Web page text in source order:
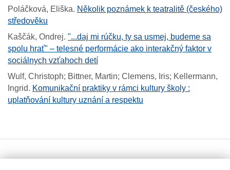
Poláčková, Eliška. Několik poznámek k teatralitě (českého)
středověku
Kaščák, Ondrej. "...daj mi rúčku, ty sa usmej, budeme sa
spolu hrať" – telesné performácie ako interakčný faktor v
sociálnych vzťahoch detí
Wulf, Christoph; Bittner, Martin; Clemens, Iris; Kellermann,
Ingrid. Komunikační praktiky v rámci kultury školy :
uplatňování kultury uznání a respektu